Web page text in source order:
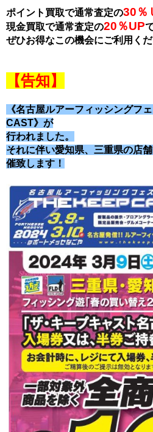
ポイント買取で通常査定の30％
現金買取で通常査定の20％UP
ぜひお得なこの機会にご利用くだ
【告知】
《名古屋ルアーフィッシングフ
CAST》が
行われました。
それに伴い愛知県、三重県の店
催致します！